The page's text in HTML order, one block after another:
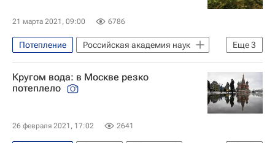
21 марта 2021, 09:00 6786
Еще3
Потепление
Российская академия наук
Земля - РИА Наука
Глобальное потепление
Россия
Кругом вода: в Москве резко
потеплело
26 февраля 2021, 17:02 2641